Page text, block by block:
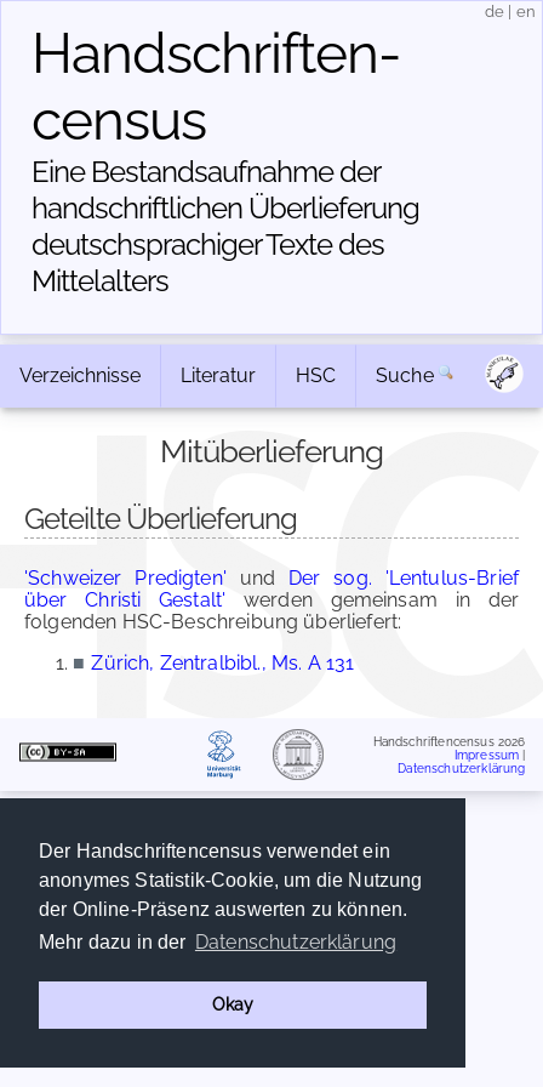
Der Handschriftencensus verwendet ein
anonymes Statistik-Cookie, um die Nutzung
der Online-Präsenz auswerten zu können.
Mehr dazu in der Datenschutzerklärung
Okay
Handschriften­
census
Eine Bestandsaufnahme der
handschriftlichen Über­lieferung
deutschsprachiger Texte des
Mittelalters
de en
Verzeichnisse Literatur HSC Suche
Mitüberlieferung
Geteilte Überlieferung
'Schweizer Predigten' und Der sog. 'Lentulus-Brief
über Christi Gestalt' werden gemeinsam in der
folgenden HSC-Beschreibung überliefert:
■ Zürich, Zentralbibl., Ms. A 131
Handschriftencensus 2026
Impressum
Datenschutzerklärung